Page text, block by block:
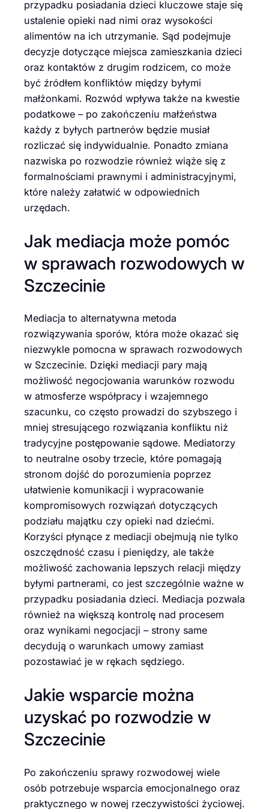
przypadku posiadania dzieci kluczowe staje się
ustalenie opieki nad nimi oraz wysokości
alimentów na ich utrzymanie. Sąd podejmuje
decyzje dotyczące miejsca zamieszkania dzieci
oraz kontaktów z drugim rodzicem, co może
być źródłem konfliktów między byłymi
małżonkami. Rozwód wpływa także na kwestie
podatkowe – po zakończeniu małżeństwa
każdy z byłych partnerów będzie musiał
rozliczać się indywidualnie. Ponadto zmiana
nazwiska po rozwodzie również wiąże się z
formalnościami prawnymi i administracyjnymi,
które należy załatwić w odpowiednich
urzędach.
Jak mediacja może pomóc
w sprawach rozwodowych w
Szczecinie
Mediacja to alternatywna metoda
rozwiązywania sporów, która może okazać się
niezwykle pomocna w sprawach rozwodowych
w Szczecinie. Dzięki mediacji pary mają
możliwość negocjowania warunków rozwodu
w atmosferze współpracy i wzajemnego
szacunku, co często prowadzi do szybszego i
mniej stresującego rozwiązania konfliktu niż
tradycyjne postępowanie sądowe. Mediatorzy
to neutralne osoby trzecie, które pomagają
stronom dojść do porozumienia poprzez
ułatwienie komunikacji i wypracowanie
kompromisowych rozwiązań dotyczących
podziału majątku czy opieki nad dziećmi.
Korzyści płynące z mediacji obejmują nie tylko
oszczędność czasu i pieniędzy, ale także
możliwość zachowania lepszych relacji między
byłymi partnerami, co jest szczególnie ważne w
przypadku posiadania dzieci. Mediacja pozwala
również na większą kontrolę nad procesem
oraz wynikami negocjacji – strony same
decydują o warunkach umowy zamiast
pozostawiać je w rękach sędziego.
Jakie wsparcie można
uzyskać po rozwodzie w
Szczecinie
Po zakończeniu sprawy rozwodowej wiele
osób potrzebuje wsparcia emocjonalnego oraz
praktycznego w nowej rzeczywistości życiowej.